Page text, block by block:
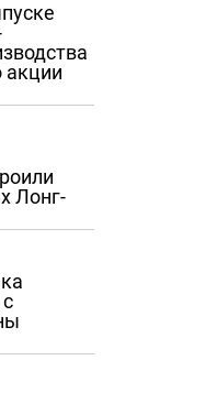
акции
Лонг-